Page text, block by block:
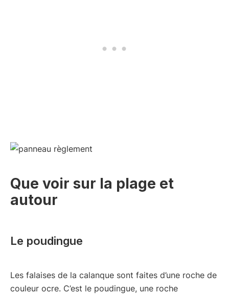
Que voir sur la plage et
autour
Le poudingue
Les falaises de la calanque sont faites d’une roche de
couleur ocre. C’est le poudingue, une roche